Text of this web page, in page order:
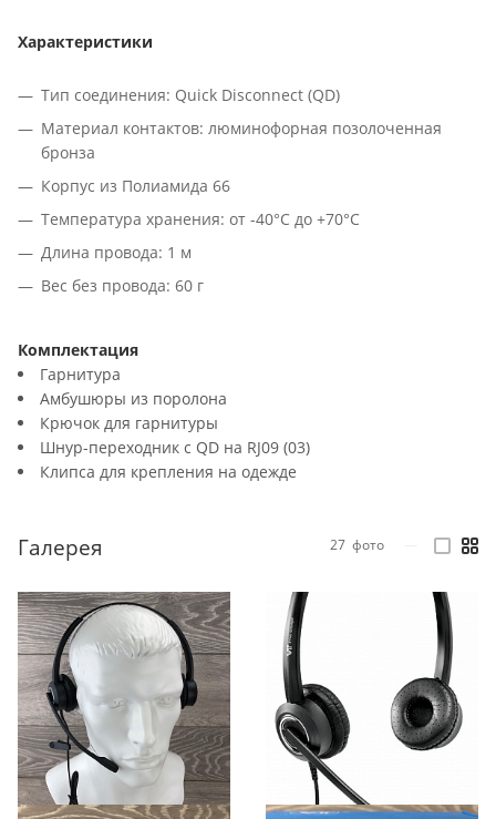
Характеристики
Тип соединения: Quick Disconnect (QD)
Материал контактов: люминофорная позолоченная
бронза
Корпус из Полиамида 66
Температура хранения: от -40°C до +70°C
Длина провода: 1 м
Вес без провода: 60 г
Комплектация
Гарнитура
Амбушюры из поролона
Крючок для гарнитуры
Шнур-переходник с QD на RJ09 (03)
Клипса для крепления на одежде
Галерея 27 фото